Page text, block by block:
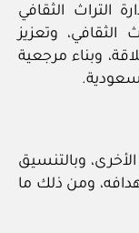
التراث الثقافي
الثقافي، وتعزيز
وبناء مرجعية
وبالتنسيق
ومن ذلك ما